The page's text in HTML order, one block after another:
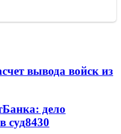
вывода войск из
дело
суд8430